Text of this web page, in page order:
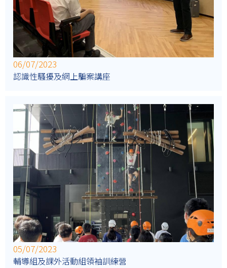
06/07/2023
認識性騷擾及網上騙案講座
05/07/2023
輔導組及課外活動組領袖訓練營